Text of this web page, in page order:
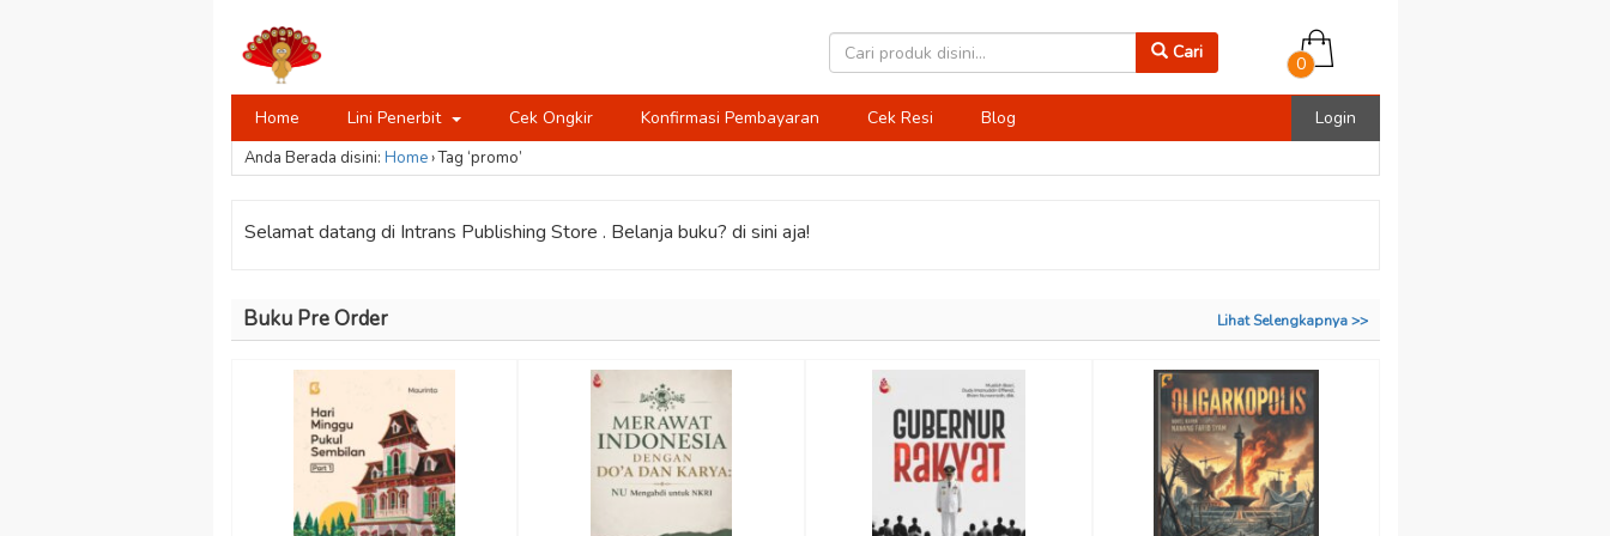
Cari
0
Home Lini Penerbit Cek Ongkir Konfirmasi Pembayaran Cek Resi Blog Login
Anda Berada disini: Home›Tag ‘promo’
Selamat datang di Intrans Publishing Store . Belanja buku? di sini aja!
Buku Pre Order Lihat Selengkapnya >>